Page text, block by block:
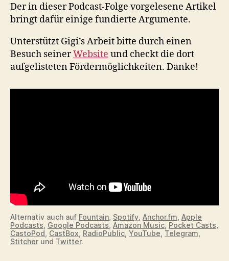
Der in dieser Podcast-Folge vorgelesene Artikel
bringt dafür einige fundierte Argumente.
Unterstützt Gigi’s Arbeit bitte durch einen
Besuch seinerWebsite und checkt die dort
aufgelisteten Fördermöglichkeiten. Danke!
Alternativ auch auf Fountain Spotify Anchor.fm Apple
Podcasts Google Podcasts Amazon Music Pocket Casts
CastoPod CastBox RadioPublic YouTube Telegram
Stitcher und Twitter.